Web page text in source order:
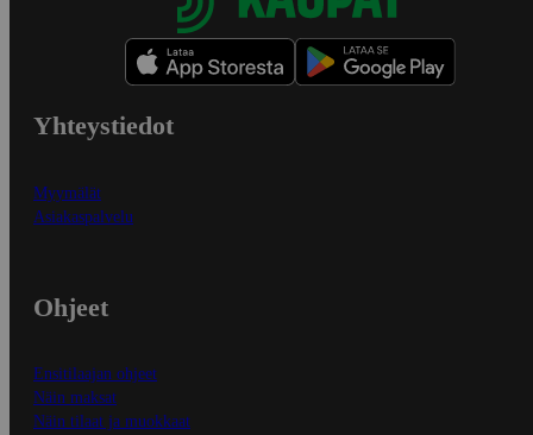
Yhteystiedot
Myymälät
Asiakaspalvelu
Ohjeet
Ensitilaajan ohjeet
Näin maksat
Näin tilaat ja muokkaat